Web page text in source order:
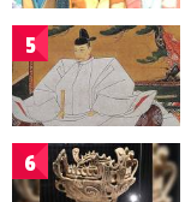
5
6